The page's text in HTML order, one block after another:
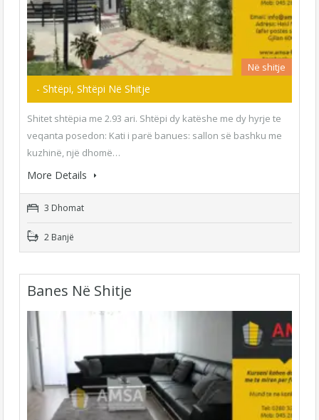
Në shitje
- Shtëpi, Shtëpi Në Shitje
Shitet shtëpia me 2.93 ari. Shtëpi dy katëshe me dy hyrje te
veqanta posedon: Kati i parë banues: sallon së bashku me
kuzhinë, një dhomë…
More Details
3 Dhomat
2 Banjë
Banes Në Shitje